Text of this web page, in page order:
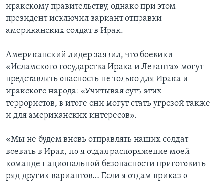
иракскому правительству, однако при этом
президент исключил вариант отправки
американских солдат в Ирак.
Американский лидер заявил, что боевики
«Исламского государства Ирака и Леванта» могут
представлять опасность не только для Ирака и
иракского народа: «Учитывая суть этих
террористов, в итоге они могут стать угрозой также
и для американских интересов».
«Мы не будем вновь отправлять наших солдат
воевать в Ирак, но я отдал распоряжение моей
команде национальной безопасности приготовить
ряд других вариантов… Если я отдам приказ о